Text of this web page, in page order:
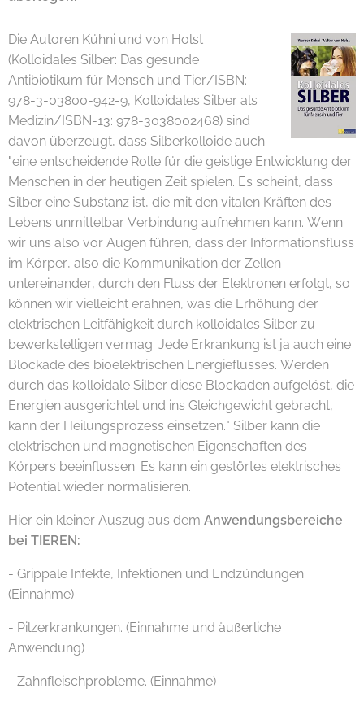
Die Autoren Kühni und von Holst
(Kolloidales Silber: Das gesunde
Antibiotikum für Mensch und Tier/ISBN:
978-3-03800-942-9, Kolloidales Silber als
Medizin/ISBN-13: 978-3038002468) sind
davon überzeugt, dass Silberkolloide auch
"eine entscheidende Rolle für die geistige Entwicklung der
Menschen in der heutigen Zeit spielen. Es scheint, dass
Silber eine Substanz ist, die mit den vitalen Kräften des
Lebens unmittelbar Verbindung aufnehmen kann. Wenn
wir uns also vor Augen führen, dass der Informationsfluss
im Körper, also die Kommunikation der Zellen
untereinander, durch den Fluss der Elektronen erfolgt, so
können wir vielleicht erahnen, was die Erhöhung der
elektrischen Leitfähigkeit durch kolloidales Silber zu
bewerkstelligen vermag. Jede Erkrankung ist ja auch eine
Blockade des bioelektrischen Energieflusses. Werden
durch das kolloidale Silber diese Blockaden aufgelöst, die
Energien ausgerichtet und ins Gleichgewicht gebracht,
kann der Heilungsprozess einsetzen." Silber kann die
elektrischen und magnetischen Eigenschaften des
Körpers beeinflussen. Es kann ein gestörtes elektrisches
Potential wieder normalisieren.
Hier ein kleiner Auszug aus dem Anwendungsbereiche
bei TIEREN:
- Grippale Infekte, Infektionen und Endzündungen.
(Einnahme)
- Pilzerkrankungen. (Einnahme und äußerliche
Anwendung)
- Zahnfleischprobleme. (Einnahme)